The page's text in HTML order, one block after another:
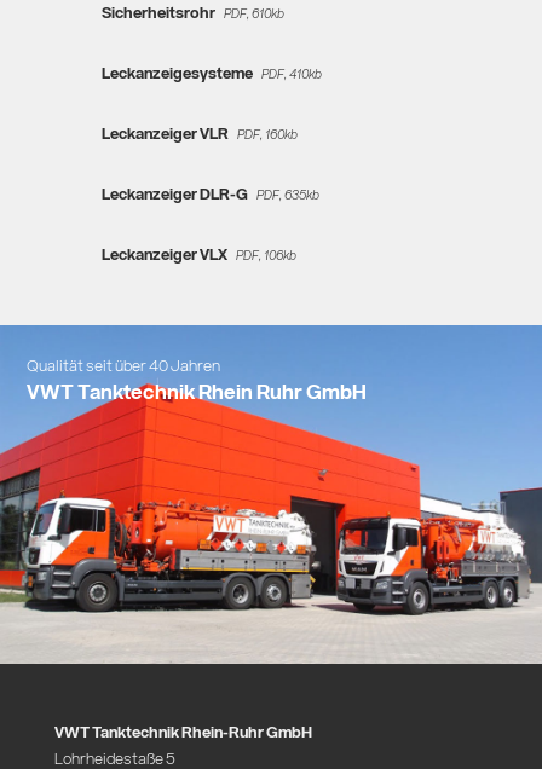
Sicherheitsrohr PDF, 610kb
Leckanzeigesysteme PDF, 410kb
Leckanzeiger VLR PDF, 160kb
Leckanzeiger DLR-G PDF, 635kb
Leckanzeiger VLX PDF, 106kb
Qualität seit über 40 Jahren
VWT Tanktechnik Rhein Ruhr GmbH
VWT Tanktechnik Rhein-Ruhr GmbH
Lohrheidestaße 5